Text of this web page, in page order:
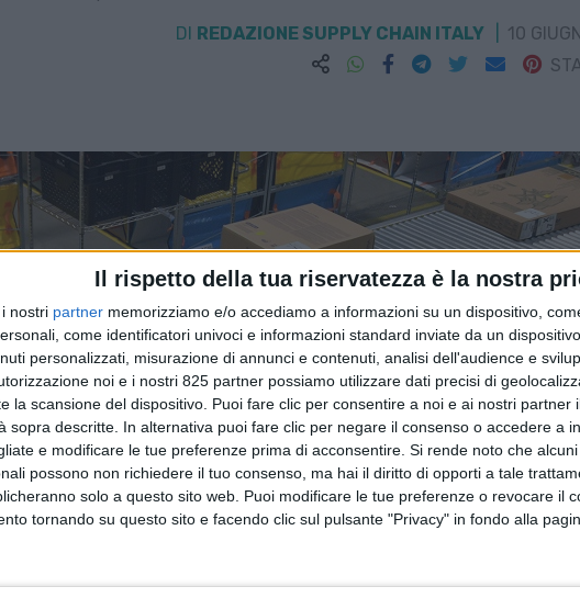
Il rispetto della tua riservatezza è la nostra
nostri partner memorizziamo e/o accediamo a informazioni su un dispositivo,
come identificatori univoci e informazioni standard inviate da un
personalizzati, misurazione di annunci e contenuti, analisi dell'audience e
noi e i nostri 825 partner possiamo utilizzare dati precisi di
la scansione del dispositivo. Puoi fare clic per consentire a noi e ai nostri partner
sopra descritte. In alternativa puoi fare clic per negare il consenso o accedere a
e modificare le tue preferenze prima di acconsentire. Si rende noto che
possono non richiedere il tuo consenso, ma hai il diritto di opporti a tale
solo a questo sito web. Puoi modificare le tue preferenze o revocare il
tornando su questo sito e facendo clic sul pulsante "Privacy" in fondo alla
DI REDAZIONE SUPPLY CHAIN ITALY
10